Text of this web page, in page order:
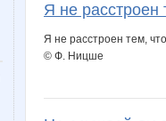
Я не расстроен
Я не расстроен тем,
© Ф. Ницше